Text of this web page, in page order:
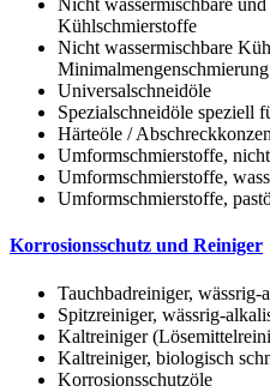
Nicht wassermischbare
Kühlschmierstoffe
Nicht wassermischbare
Minimalmengenschmierung
Universalschneidöle
Spezialschneidöle speziell
Härteöle /
Umformschmierstoffe,
Umformschmierstoffe,
Umformschmierstoffe,
Korrosionsschutz und Reiniger
Tauchbadreiniger, wässrig-
Spitzreiniger, wässrig-
Kaltreiniger
Kaltreiniger, biologisch
Korrosionsschutzöle